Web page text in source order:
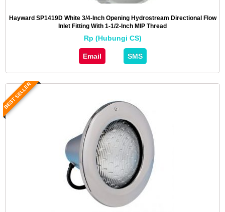
Hayward SP1419D White 3/4-Inch Opening Hydrostream Directional Flow
Inlet Fitting With 1-1/2-Inch MIP Thread
Rp (Hubungi CS)
Email SMS
BEST SELLER